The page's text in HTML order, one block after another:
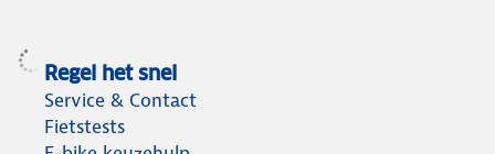
Regel het snel
Service & Contact
Fietstests